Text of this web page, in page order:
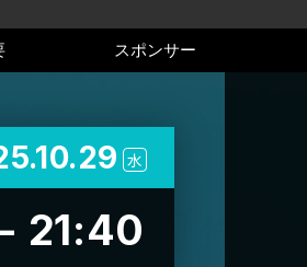
スポンサー
水
21:40